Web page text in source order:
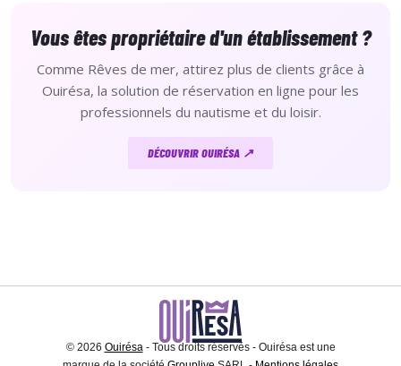
Vous êtes propriétaire d'un établissement ?
Comme Rêves de mer, attirez plus de clients grâce à
Ouirésa, la solution de réservation en ligne pour les
professionnels du nautisme et du loisir.
DÉCOUVRIR OUIRÉSA ↗
© 2026 Ouirésa- Tous droits réservés - Ouirésa est une